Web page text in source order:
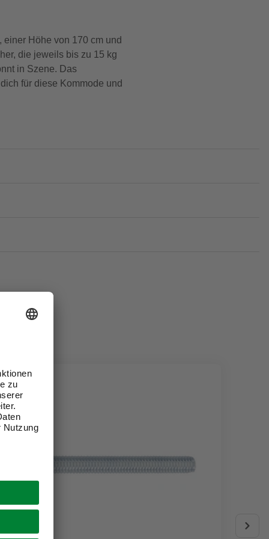
Höhe von 170 cm und
die jeweils bis zu 15 kg
in Szene. Das
für diese Kommode und